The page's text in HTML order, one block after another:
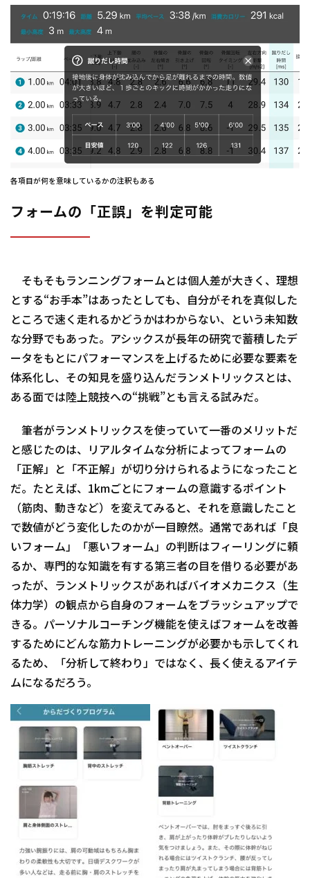
各項目が何を意味しているかの注釈もある
フォームの「正誤」を判定可能
そもそもランニングフォームとは個人差が大きく、理想
とする“お手本”はあったとしても、自分がそれを真似した
ところで速く走れるかどうかはわからない、という未知数
な分野でもあった。アシックスが長年の研究で蓄積したデ
ータをもとにパフォーマンスを上げるために必要な要素を
体系化し、その知見を盛り込んだランメトリックスとは、
ある面では陸上競技への“挑戦”とも言える試みだ。
筆者がランメトリックスを使っていて一番のメリットだ
と感じたのは、リアルタイムな分析によってフォームの
「正解」と「不正解」が切り分けられるようになったこと
だ。たとえば、1kmごとにフォームの意識するポイント
（筋肉、動きなど）を変えてみると、それを意識したこと
で数値がどう変化したのかが一目瞭然。通常であれば「良
いフォーム」「悪いフォーム」の判断はフィーリングに頼
るか、専門的な知識を有する第三者の目を借りる必要があ
ったが、ランメトリックスがあればバイオメカニクス（生
体力学）の観点から自身のフォームをブラッシュアップで
きる。パーソナルコーチング機能を使えばフォームを改善
するためにどんな筋力トレーニングが必要かも示してくれ
るため、「分析して終わり」ではなく、長く使えるアイテ
ムになるだろう。